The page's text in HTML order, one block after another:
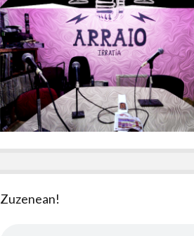
Zuzenean!